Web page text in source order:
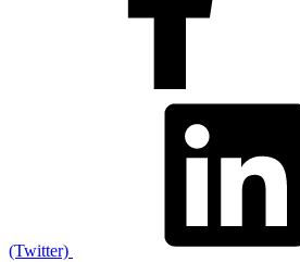
(Twitter)